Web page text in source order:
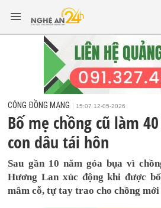
CỘNG ĐỒNG MẠNG 15:07 12-05-2026
Bố mẹ chồng cũ làm
con dâu tái hôn
Sau gần 10 năm góa bụa vì
Hương Lan xúc động khi được
mâm cỗ, tự tay trao cho chồng